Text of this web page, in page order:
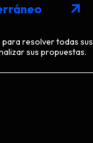
arrow_outward
para resolver todas sus
sus propuestas.